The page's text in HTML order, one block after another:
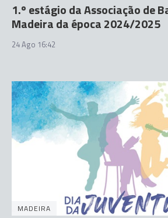
1.º estágio da Associação de
Madeira da época 2024/2025
24 Ago 16:42
MADEIRA